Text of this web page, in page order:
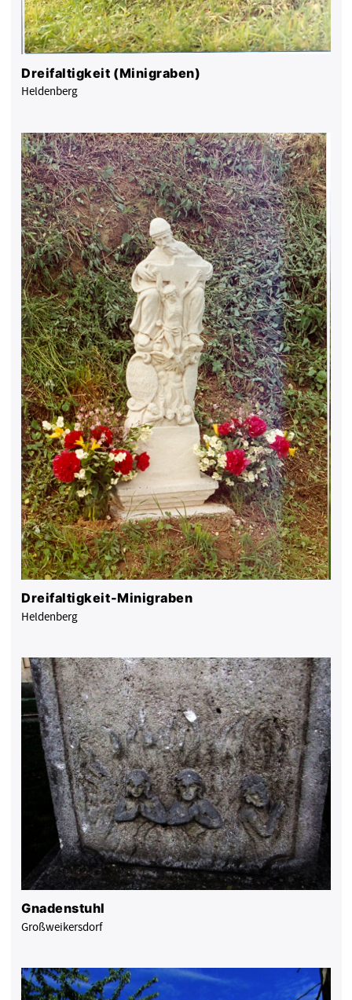
Dreifaltigkeit (Minigraben)
Heldenberg
Dreifaltigkeit-Minigraben
Heldenberg
Gnadenstuhl
Großweikersdorf